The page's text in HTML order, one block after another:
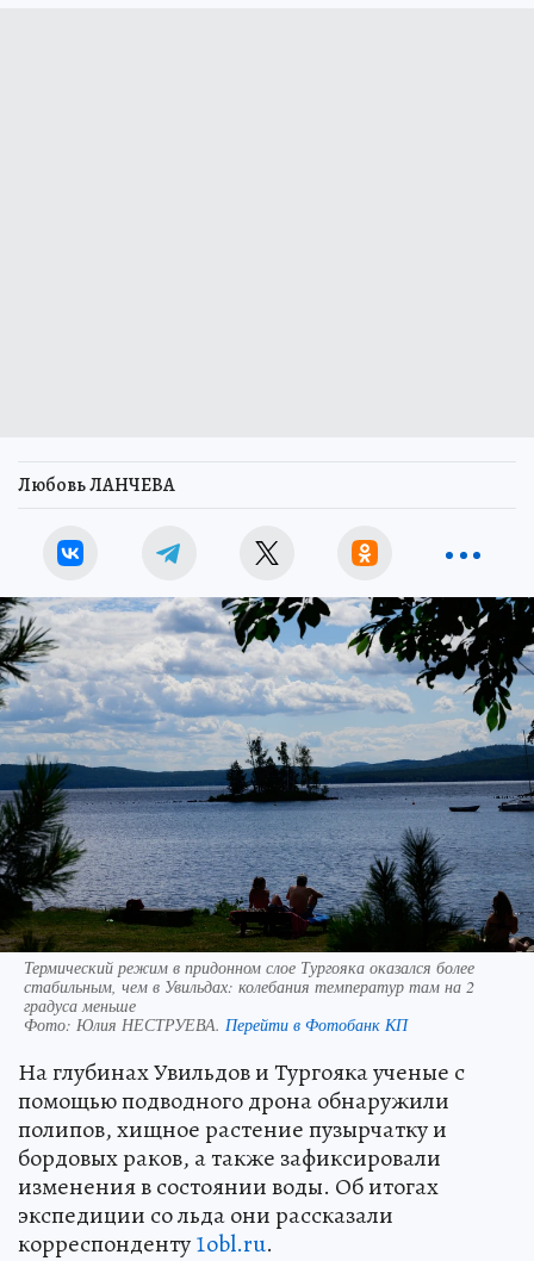
Любовь ЛАНЧЕВА
Термический режим в придонном слое Тургояка оказался более
стабильным, чем в Увильдах: колебания температур там на 2
градуса меньше
Фото: Юлия НЕСТРУЕВА. Перейти в Фотобанк КП
На глубинах Увильдов и Тургояка ученые с
помощью подводного дрона обнаружили
полипов, хищное растение пузырчатку и
бордовых раков, а также зафиксировали
изменения в состоянии воды. Об итогах
экспедиции со льда они рассказали
корреспонденту1obl.ru.